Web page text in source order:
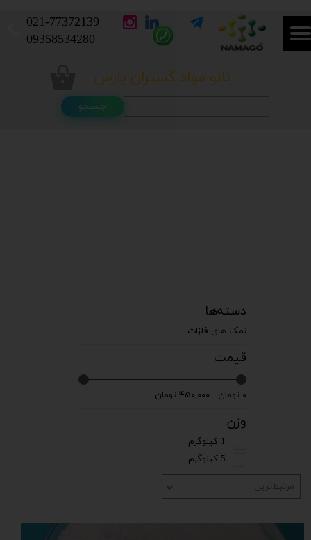
نانو مواد گستران پارس
021-77372139​​​​​​​
​​​​​​​09358534280
جستجو
دسته‌ها
نمک های فلزات
قیمت
۰ تومان - ۴۵۰,۰۰۰ تومان
وزن
1 کیلوگرم
5 کیلوگرم
مرتبط‌ترین